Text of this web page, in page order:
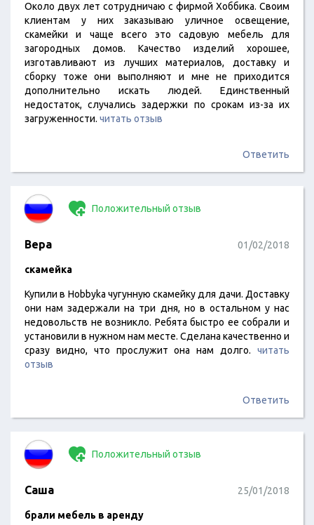
Около двух лет сотрудничаю с фирмой Хоббика. Своим
клиентам у них заказываю уличное освещение,
скамейки и чаще всего это садовую мебель для
загородных домов. Качество изделий хорошее,
изготавливают из лучших материалов, доставку и
сборку тоже они выполняют и мне не приходится
дополнительно искать людей. Единственный
недостаток, случались задержки по срокам из-за их
загруженности. читать отзыв
Ответить
Положительный отзыв
Вера 01/02/2018
скамейка
Купили в Нobbyka чугунную скамейку для дачи. Доставку
они нам задержали на три дня, но в остальном у нас
недовольств не возникло. Ребята быстро ее собрали и
установили в нужном нам месте. Сделана качественно и
сразу видно, что прослужит она нам долго. читать
отзыв
Ответить
Положительный отзыв
Саша 25/01/2018
брали мебель в аренду